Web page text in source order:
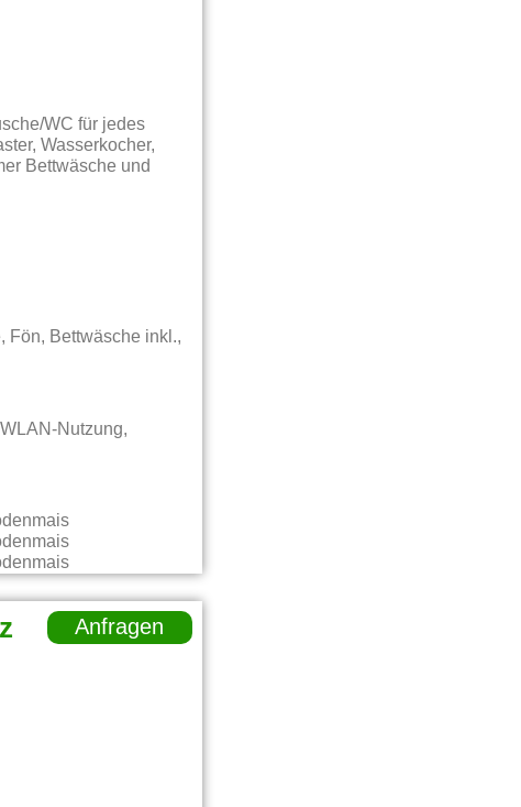
WC für jedes
Wasserkocher,
Bettwäsche und
Fön, Bettwäsche inkl.,
Nutzung,
Anfragen